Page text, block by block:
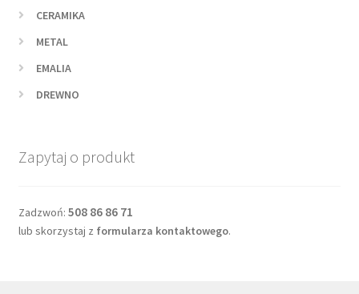
CERAMIKA
METAL
EMALIA
DREWNO
Zapytaj o produkt
Zadzwoń: 508 86 86 71
lub skorzystaj z formularza kontaktowego.